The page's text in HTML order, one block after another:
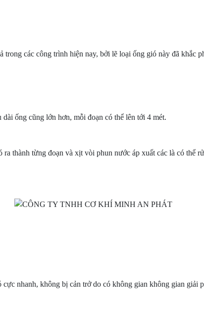
các công trình hiện nay, bởi lẽ loại ống gió này đã khắc
ống cũng lớn hơn, mỗi đoạn có thể lên tới 4 mét.
thành từng đoạn và xịt vòi phun nước áp xuất các là có thể
nhanh, không bị cản trở do có không gian không gian giải